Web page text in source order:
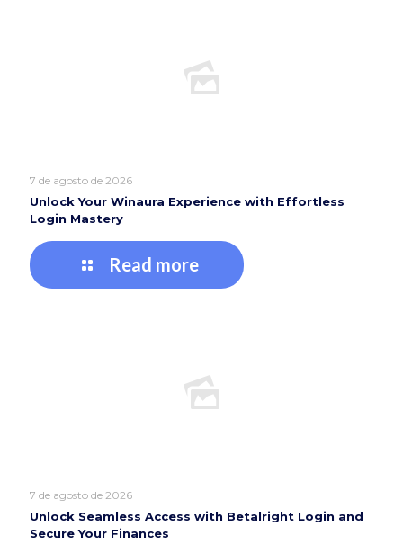
7 de agosto de 2026
Unlock Your Winaura Experience with Effortless
Login Mastery
Read more
7 de agosto de 2026
Unlock Seamless Access with Betalright Login and
Secure Your Finances